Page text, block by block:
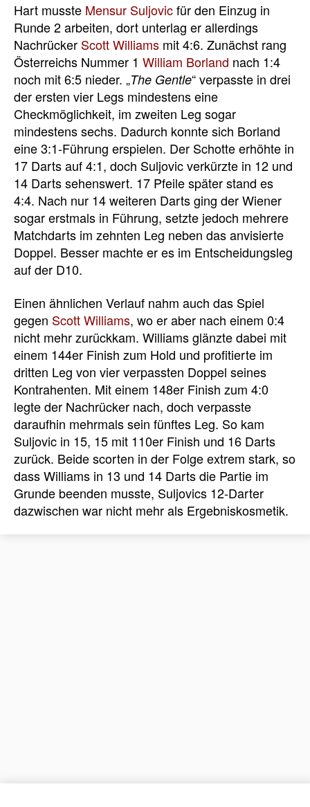
Hart musste Mensur Suljovicfür den Einzug in
Runde 2 arbeiten, dort unterlag er allerdings
Nachrücker Scott Williams mit 4:6. Zunächst rang
Österreichs Nummer 1 William Borland nach 1:4
noch mit 6:5 nieder. „The Gentle“ verpasste in drei
der ersten vier Legs mindestens eine
Checkmöglichkeit, im zweiten Leg sogar
mindestens sechs. Dadurch konnte sich Borland
eine 3:1-Führung erspielen. Der Schotte erhöhte in
17 Darts auf 4:1, doch Suljovic verkürzte in 12 und
14 Darts sehenswert. 17 Pfeile später stand es
4:4. Nach nur 14 weiteren Darts ging der Wiener
sogar erstmals in Führung, setzte jedoch mehrere
Matchdarts im zehnten Leg neben das anvisierte
Doppel. Besser machte er es im Entscheidungsleg
auf der D10.
Einen ähnlichen Verlauf nahm auch das Spiel
gegen Scott Williams, wo er aber nach einem 0:4
nicht mehr zurückkam. Williams glänzte dabei mit
einem 144er Finish zum Hold und profitierte im
dritten Leg von vier verpassten Doppel seines
Kontrahenten. Mit einem 148er Finish zum 4:0
legte der Nachrücker nach, doch verpasste
daraufhin mehrmals sein fünftes Leg. So kam
Suljovic in 15, 15 mit 110er Finish und 16 Darts
zurück. Beide scorten in der Folge extrem stark, so
dass Williams in 13 und 14 Darts die Partie im
Grunde beenden musste, Suljovics 12-Darter
dazwischen war nicht mehr als Ergebniskosmetik.